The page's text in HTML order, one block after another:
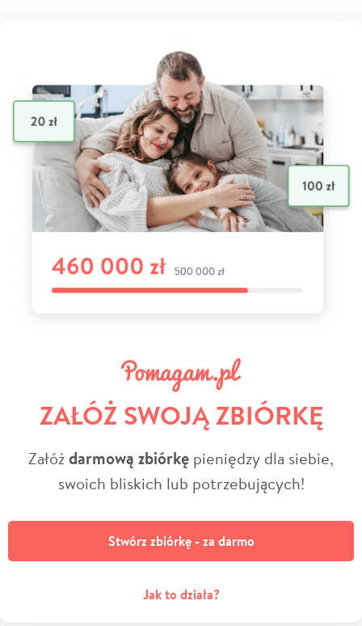
ZAŁÓŻ SWOJĄ ZBIÓRKĘ
Załóżdarmową zbiórkę pieniędzy dla siebie,
swoich bliskich lub potrzebujących!
Stwórz zbiórkę - za darmo
Jak to działa?